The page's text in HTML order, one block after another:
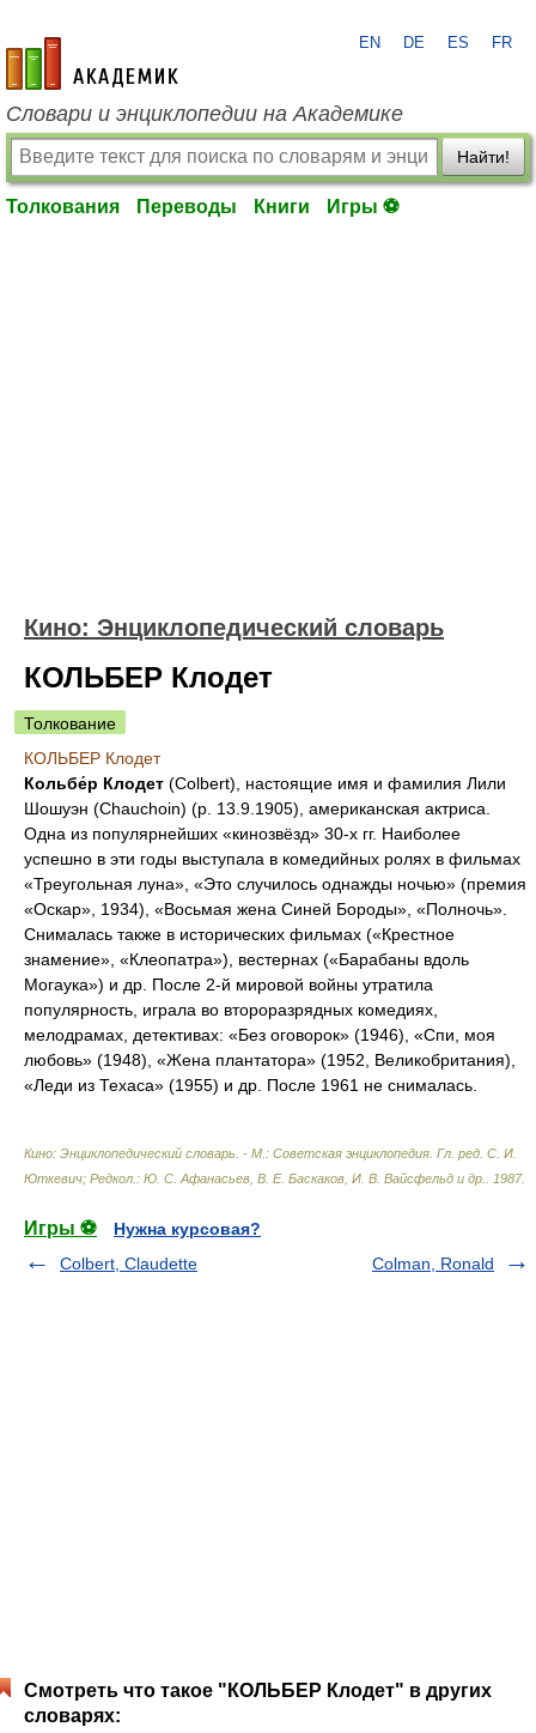
academic.ru
EN DE ES FR
Словари и энциклопедии на Академике
Найти!
Толкования Переводы Книги Игры ⚽
Кино: Энциклопедический словарь
КОЛЬБЕР Клодет
Толкование
КОЛЬБЕР Клодет
Кольбе́р Клодет (Colbert), настоящие имя и фамилия Лили
Шошуэн (Chauchoin) (p. 13.9.1905), американская актриса.
Одна из популярнейших «кинозвёзд» 30-х гг. Наиболее
успешно в эти годы выступала в комедийных ролях в фильмах
«Треугольная луна», «Это случилось однажды ночью» (премия
«Оскар», 1934), «Восьмая жена Синей Бороды», «Полночь».
Снималась также в исторических фильмах («Крестное
знамение», «Клеопатра»), вестернах («Барабаны вдоль
Могаука») и др. После 2-й мировой войны утратила
популярность, играла во второразрядных комедиях,
мелодрамах, детективах: «Без оговорок» (1946), «Спи, моя
любовь» (1948), «Жена плантатора» (1952, Великобритания),
«Леди из Техаса» (1955) и др. После 1961 не снималась.
Кино: Энциклопедический словарь. - М.: Советская энциклопедия Гл. ред. С. И.
Юткевич; Редкол.: Ю. С. Афанасьев, В. Е. Баскаков, И. В. Вайсфельд и др.
1987.
Игры ⚽
Нужна курсовая?
Colbert, Claudette
Colman, Ronald
Смотреть что такое "КОЛЬБЕР Клодет" в других
словарях: